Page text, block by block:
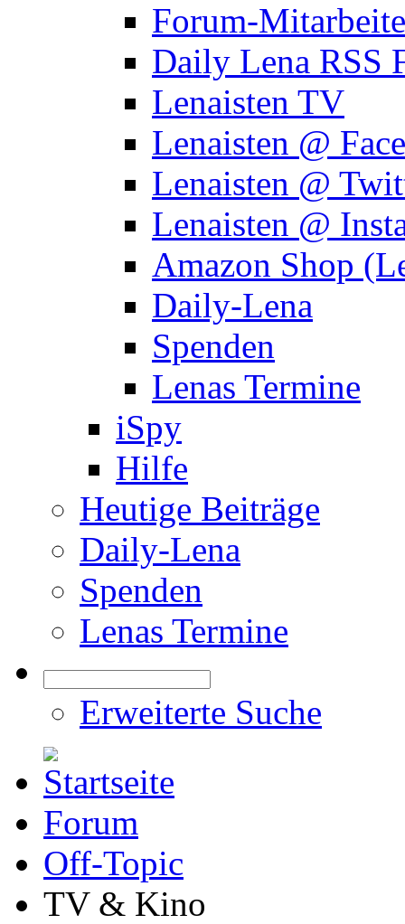
Forum-
Daily Lena RSS
Lenaisten TV
Lenaisten @
Lenaisten @
Lenaisten @
Amazon Shop
Daily-Lena
Spenden
Lenas Termine
iSpy
Hilfe
Heutige Beiträge
Daily-Lena
Spenden
Lenas Termine
Erweiterte Suche
Forum
Off-Topic
TV & Kino